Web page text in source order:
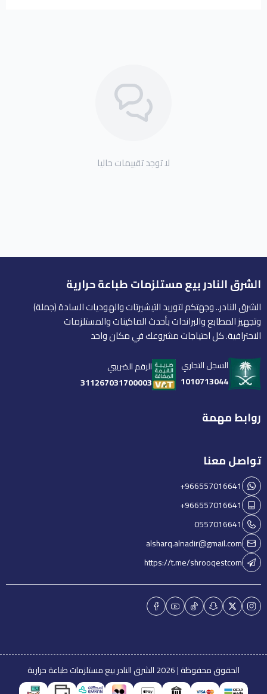
لا توجد تقييمات حاليا
الشرق النادر بيع مستلزمات طباعة حرارية
الشرق النادر.. وجهتكم لتوريد التيشيرتات والهوديات السادة (جملة)
وتجهيز المطابع والبراندات بأحدث الماكينات والمستلزمات
الاحترافية. كل احتياجات مشروعك في مكان واحد
السجل التجاري
1010713044
الرقم الضريبي
311267031700003
روابط مهمة
تواصل معنا
+966557016641
+966557016641
0557016641
alsharq.alnadir@gmail.com
https://t.me/shrooqestcom
الحقوق محفوظة | 2026 الشرق النادر بيع مستلزمات طباعة حرارية